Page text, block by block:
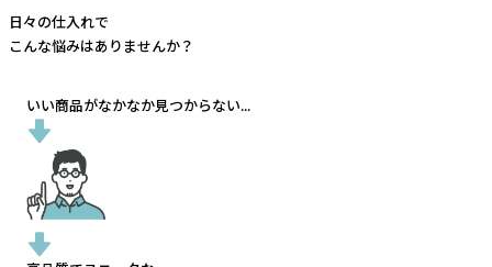
日々の仕入れで
こんな悩みはありませんか？
いい商品がなかなか見つからない...